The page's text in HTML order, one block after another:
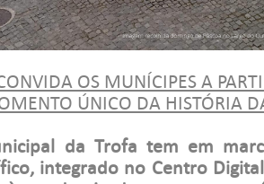
OS MUNÍCIPES A
ÚNICO DA HISTÓRIA
da Trofa tem em
integrado no Centro